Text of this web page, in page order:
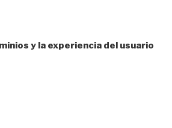
y la experiencia del usuario